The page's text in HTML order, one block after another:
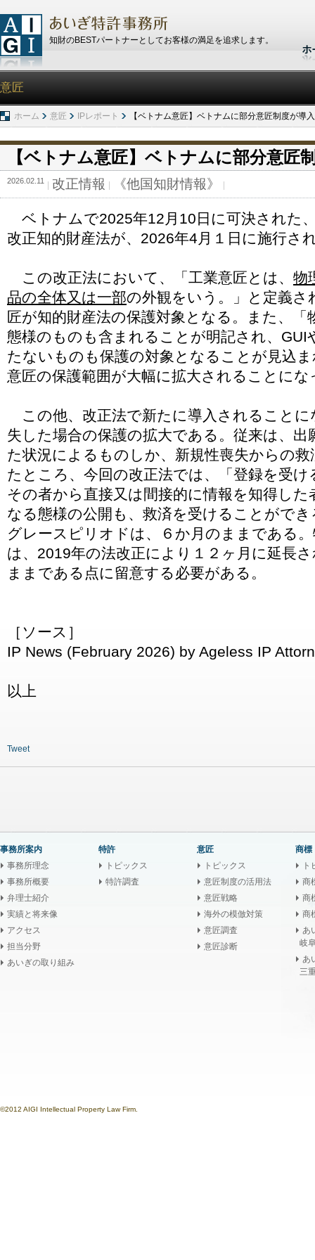
知財のBESTパートナーとしてお客様の満足を追求します。
意匠
ホーム 意匠 IPレポート 【ベトナム意匠】ベトナムに部分意匠制度が導
【ベトナム意匠】ベトナムに部分意匠
2026.02.11 改正情報 《他国知財情報》
ベトナムで2025年12月10日に可決された
改正知的財産法が、2026年4月１日に施行さ
この改正法において、「工業意匠とは、 物
品の全体又は一部の外観をいう。」と定義
匠が知的財産法の保護対象となる。また、「
態様のものも含まれることが明記され、GUI
たないものも保護の対象となることが見込
意匠の保護範囲が大幅に拡大されることにな
この他、改正法で新たに導入されることに
失した場合の保護の拡大である。従来は、出
た状況によるものしか、新規性喪失からの
たところ、今回の改正法では、「登録を受
その者から直接又は間接的に情報を知得し
なる態様の公開も、救済を受けることがで
グレースピリオドは、６か月のままである
は、2019年の法改正により１２ヶ月に延長
ままである点に留意する必要がある。
［ソース］
IP News (February 2026) by Ageless IP
以上
Tweet
事務所案内
事務所理念
事務所概要
弁理士紹介
実績と将来像
アクセス
担当分野
あいぎの取り組み
特許
トピックス
特許調査
意匠
トピックス
意匠制度の活用法
意匠戦略
海外の模倣対策
意匠調査
意匠診断
商標
ト
商
商
商
あ
岐
あ
三
©2012 AIGI Intellectual Property Law Firm.